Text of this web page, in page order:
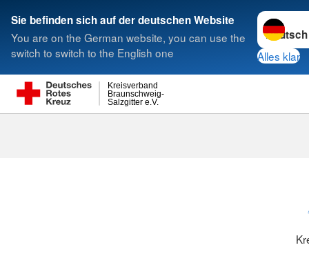
Sie befinden sich auf der deutschen Website
You are on the German website, you can use the
switch to switch to the English one
Sprache
Alles klar
Salzgitter e.V.
Braunschweig-
Kreisverband
Suche